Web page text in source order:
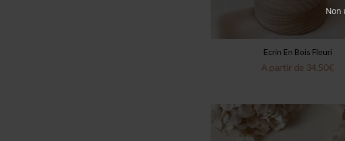
Ecrin En Bois Fleuri
A partir de 34.50€
Non